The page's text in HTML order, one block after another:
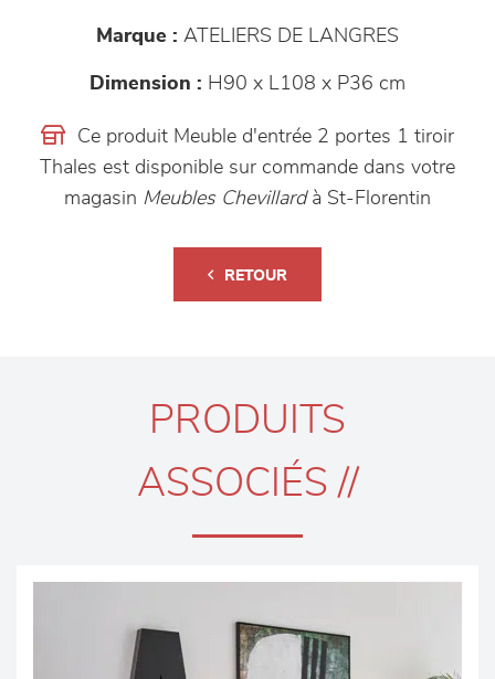
Marque : ATELIERS DE LANGRES
Dimension : H90 x L108 x P36 cm
Ce produit Meuble d'entrée 2 portes 1 tiroir
Thales est disponible sur commande dans votre
magasin Meubles Chevillardà St-Florentin
RETOUR
PRODUITS
ASSOCIÉS //